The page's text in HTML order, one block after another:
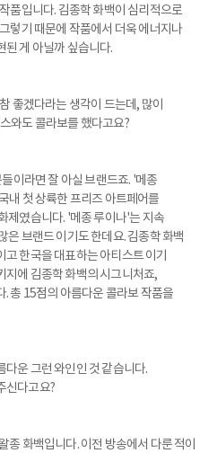
품입니다. 김종학 화백이 심리적으로
렇기 때문에 작품에서 더욱 에너지나
된 게 아닐까 싶습니다.
좋겠다라는 생각이 드는데, 많이
와도 콜라보를 했다고요?
이라면 잘 아실 브랜드죠. '메종
내 첫 상륙한 프리즈 아트페어를
제였습니다. '메종 루이나'는 지속
은 브랜드 이기도 한데요. 김종학 화백
한국을 대표하는 아티스트 이기
지에 김종학 화백의 시그니처죠,
총 15점의 아름다운 콜라보 작품을
운 그런 와인인 것 같습니다.
신다고요?
종 화백입니다. 이전 방송에서 다룬 적이